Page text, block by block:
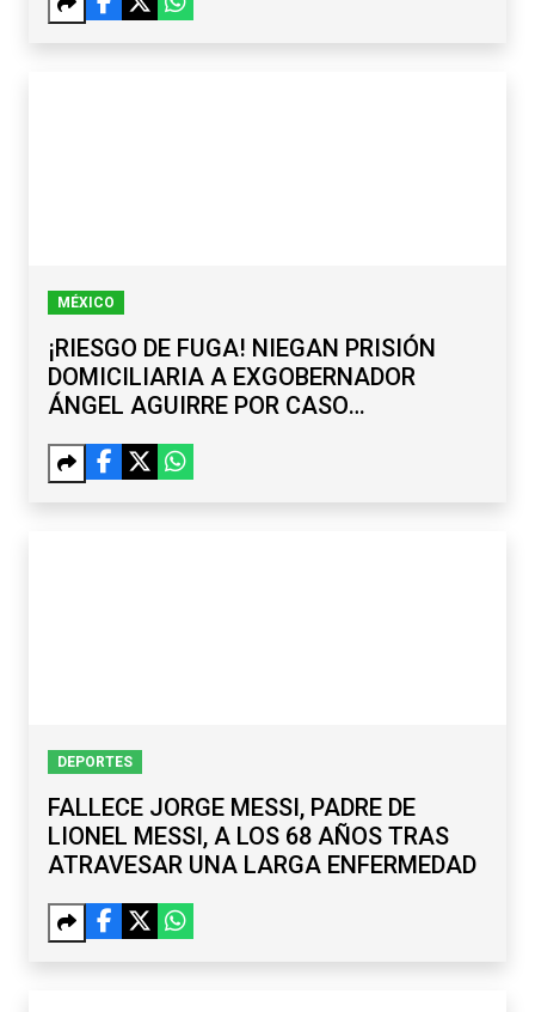
MÉXICO
¡RIESGO DE FUGA! NIEGAN PRISIÓN
DOMICILIARIA A EXGOBERNADOR
ÁNGEL AGUIRRE POR CASO
DEPORTES
FALLECE JORGE MESSI, PADRE DE
LIONEL MESSI, A LOS 68 AÑOS TRAS
ATRAVESAR UNA LARGA ENFERMEDAD